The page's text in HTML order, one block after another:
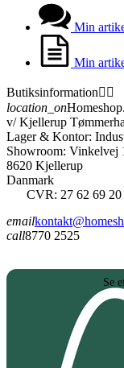
Min
Min
Butiksinformation 
location_on
v/ Kjellerup
Lager & Kontor:
Showroom: Vinkelvej
8620 Kjellerup
Danmark
CVR: 27 62 69 20
email
call8770 2525
Se